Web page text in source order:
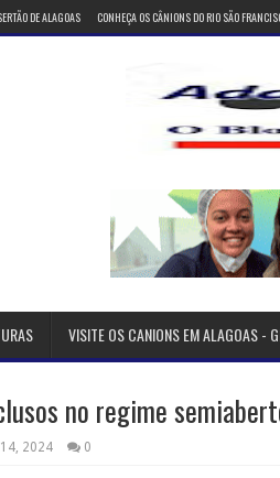
DE ALAGOAS CONHEÇA OS CÂNIONS DO RIO SÃO
VISITE OS CANIONS EM ALAGOAS -
no regime
2024 0